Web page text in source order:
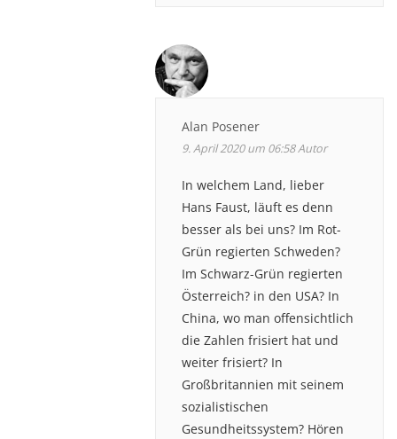
Alan Posener
9. April 2020 um 06:58Autor
In welchem Land, lieber
Hans Faust, läuft es denn
besser als bei uns? Im Rot-
Grün regierten Schweden?
Im Schwarz-Grün regierten
Österreich? in den USA? In
China, wo man offensichtlich
die Zahlen frisiert hat und
weiter frisiert? In
Großbritannien mit seinem
sozialistischen
Gesundheitssystem? Hören